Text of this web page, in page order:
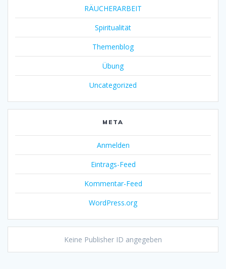
RÄUCHERARBEIT
Spiritualität
Themenblog
Übung
Uncategorized
META
Anmelden
Eintrags-Feed
Kommentar-Feed
WordPress.org
Keine Publisher ID angegeben